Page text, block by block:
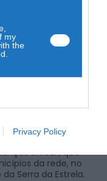
my
the
Privacy Policy
encontros
oficinas
UNICEF, que
da rede, no
Serra da Estrela.